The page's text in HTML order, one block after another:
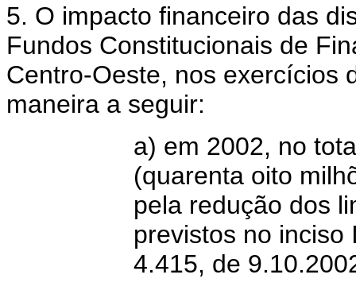
5. O impacto financeiro das
Fundos Constitucionais de
Centro-Oeste, nos exercícios
maneira a seguir:
a) em 2002, no
(quarenta oito
pela redução dos
previstos no inciso
4.415, de